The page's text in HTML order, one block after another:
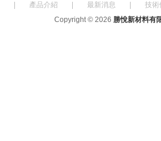
產品介紹 最新消息 |技術
Copyright © 2026 勝悅新材料有